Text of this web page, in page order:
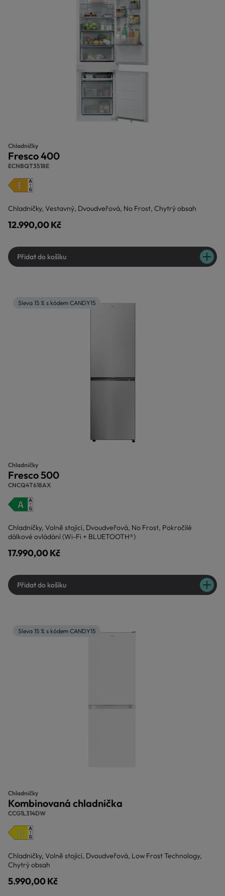
Chladničky
Fresco 400
ECNBQT3518E
Chladničky, Vestavný, Dvoudveřová, No Frost, Chytrý obsah
12.990,00 Kč
Přidat do košíku
Sleva 15 % s kódem CANDY15
Chladničky
Fresco 500
CNCQ4T618AX
Chladničky, Volně stojící, Dvoudveřová, No Frost, Pokročilé
dálkové ovládání (Wi-Fi + BLUETOOTH®)
17.990,00 Kč
Přidat do košíku
Sleva 15 % s kódem CANDY15
Chladničky
Kombinovaná chladnička
CCG1L314DW
Chladničky, Volně stojící, Dvoudveřová, Low Frost Technology,
Chytrý obsah
5.990,00 Kč